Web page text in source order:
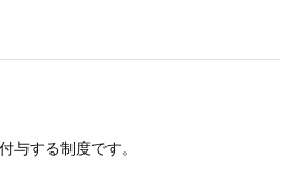
与する制度です。